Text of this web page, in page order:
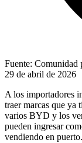
Fuente: Comunidad
29 de abril de 2026
A los importadores
traer marcas que ya
varios BYD y los
pueden ingresar
vendiendo en puerto.